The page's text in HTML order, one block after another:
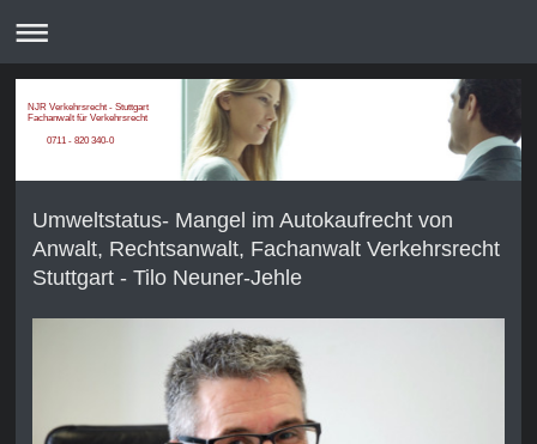
NJR Verkehrsrecht - Stuttgart
Fachanwalt für Verkehrsrecht
0711 - 820 340-0
Umweltstatus- Mangel im Autokaufrecht von
Anwalt, Rechtsanwalt, Fachanwalt Verkehrsrecht
Stuttgart - Tilo Neuner-Jehle